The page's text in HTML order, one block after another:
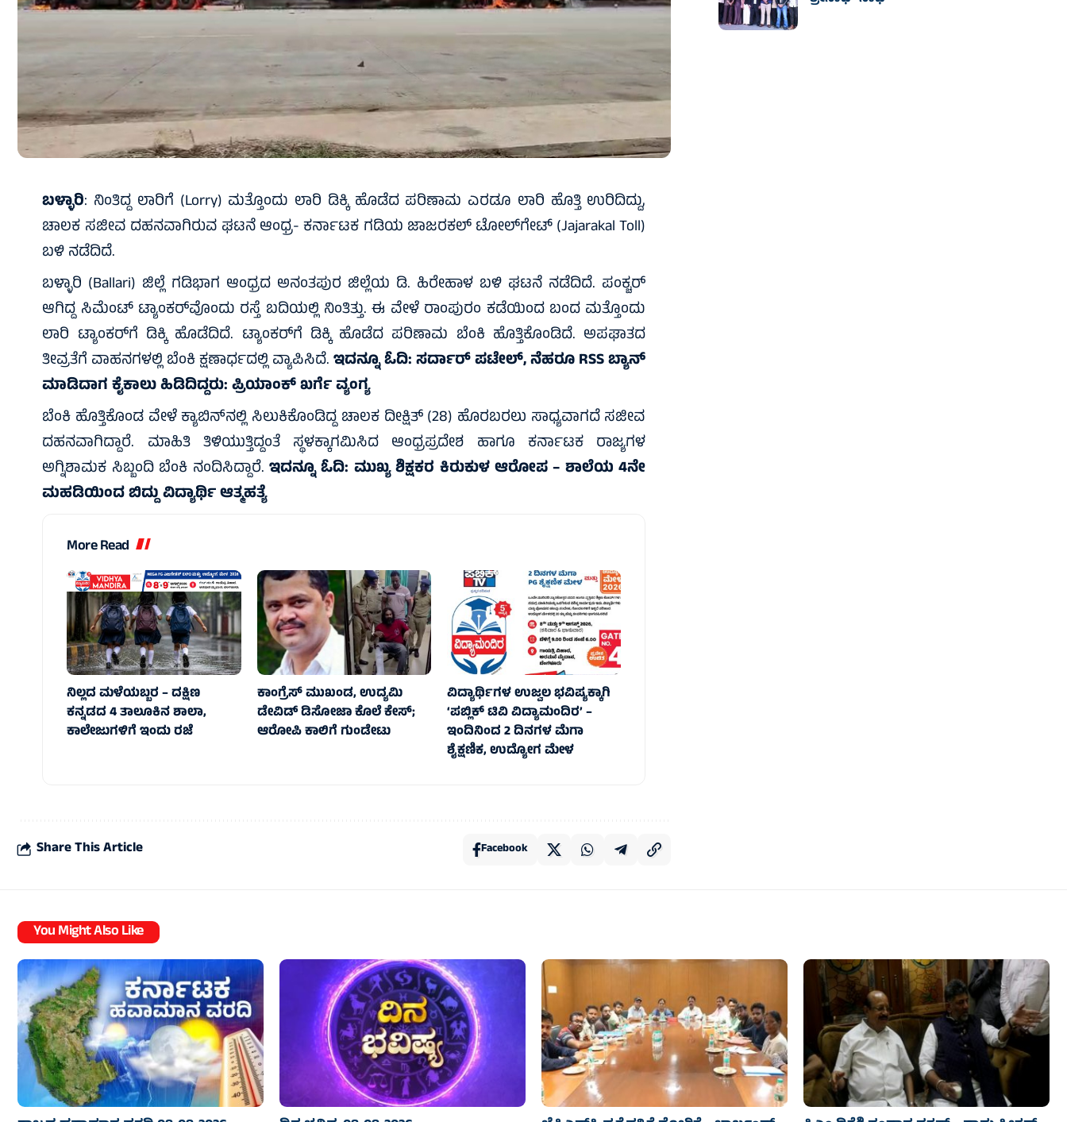
ಬಳ್ಳಾರಿ: ನಿಂತಿದ್ದ ಲಾರಿಗೆ (Lorry) ಮತ್ತೊಂದು ಲಾರಿ ಡಿಕ್ಕಿ ಹೊಡೆದ ಪರಿಣಾಮ ಎರಡೂ ಲಾರಿ ಹೊತ್ತಿ ಉರಿದಿದ್ದು,
ಚಾಲಕ ಸಜೀವ ದಹನವಾಗಿರುವ ಘಟನೆ ಆಂಧ್ರ- ಕರ್ನಾಟಕ ಗಡಿಯ ಜಾಜರಕಲ್ ಟೋಲ್‌ಗೇಟ್ (Jajarakal Toll)
ಬಳಿ ನಡೆದಿದೆ.
ಬಳ್ಳಾರಿ (Ballari) ಜಿಲ್ಲೆ ಗಡಿಭಾಗ ಆಂಧ್ರದ ಅನಂತಪುರ ಜಿಲ್ಲೆಯ ಡಿ. ಹಿರೇಹಾಳ ಬಳಿ ಘಟನೆ ನಡೆದಿದೆ. ಪಂಕ್ಚರ್
ಆಗಿದ್ದ ಸಿಮೆಂಟ್ ಟ್ಯಾಂಕರ್‌ವೊಂದು ರಸ್ತೆ ಬದಿಯಲ್ಲಿ ನಿಂತಿತ್ತು. ಈ ವೇಳೆ ರಾಂಪುರಂ ಕಡೆಯಿಂದ ಬಂದ ಮತ್ತೊಂದು
ಲಾರಿ ಟ್ಯಾಂಕರ್‌ಗೆ ಡಿಕ್ಕಿ ಹೊಡೆದಿದೆ. ಟ್ಯಾಂಕರ್‌ಗೆ ಡಿಕ್ಕಿ ಹೊಡೆದ ಪರಿಣಾಮ ಬೆಂಕಿ ಹೊತ್ತಿಕೊಂಡಿದೆ. ಅಪಘಾತದ
ತೀವ್ರತೆಗೆ ವಾಹನಗಳಲ್ಲಿ ಬೆಂಕಿ ಕ್ಷಣಾರ್ಧದಲ್ಲಿ ವ್ಯಾಪಿಸಿದೆ.ಇದನ್ನೂ ಓದಿ:ಸರ್ದಾರ್ ಪಟೇಲ್, ನೆಹರೂ RSS ಬ್ಯಾನ್
ಮಾಡಿದಾಗ ಕೈಕಾಲು ಹಿಡಿದಿದ್ದರು: ಪ್ರಿಯಾಂಕ್ ಖರ್ಗೆ ವ್ಯಂಗ್ಯ
ಬೆಂಕಿ ಹೊತ್ತಿಕೊಂಡ ವೇಳೆ ಕ್ಯಾಬಿನ್‌ನಲ್ಲಿ ಸಿಲುಕಿಕೊಂಡಿದ್ದ ಚಾಲಕ ದೀಕ್ಷಿತ್ (28) ಹೊರಬರಲು ಸಾಧ್ಯವಾಗದೆ ಸಜೀವ
ದಹನವಾಗಿದ್ದಾರೆ. ಮಾಹಿತಿ ತಿಳಿಯುತ್ತಿದ್ದಂತೆ ಸ್ಥಳಕ್ಕಾಗಮಿಸಿದ ಆಂಧ್ರಪ್ರದೇಶ ಹಾಗೂ ಕರ್ನಾಟಕ ರಾಜ್ಯಗಳ
ಅಗ್ನಿಶಾಮಕ ಸಿಬ್ಬಂದಿ ಬೆಂಕಿ ನಂದಿಸಿದ್ದಾರೆ. ಇದನ್ನೂ ಓದಿ: ಮುಖ್ಯ ಶಿಕ್ಷಕರ ಕಿರುಕುಳ ಆರೋಪ – ಶಾಲೆಯ 4ನೇ
ಮಹಡಿಯಿಂದ ಬಿದ್ದು ವಿದ್ಯಾರ್ಥಿ ಆತ್ಮಹತ್ಯೆ
More Read
ನಿಲ್ಲದ ಮಳೆಯಬ್ಬರ – ದಕ್ಷಿಣ
ಕನ್ನಡದ 4 ತಾಲೂಕಿನ ಶಾಲಾ,
ಕಾಲೇಜುಗಳಿಗೆ ಇಂದು ರಜೆ
ಕಾಂಗ್ರೆಸ್‌ ಮುಖಂಡ, ಉದ್ಯಮಿ
ಡೇವಿಡ್‌ ಡಿಸೋಜಾ ಕೊಲೆ ಕೇಸ್;‌
ಆರೋಪಿ ಕಾಲಿಗೆ ಗುಂಡೇಟು
ವಿದ್ಯಾರ್ಥಿಗಳ ಉಜ್ವಲ ಭವಿಷ್ಯಕ್ಕಾಗಿ
‘ಪಬ್ಲಿಕ್ ಟಿವಿ ವಿದ್ಯಾಮಂದಿರ’ –
ಇಂದಿನಿಂದ 2 ದಿನಗಳ ಮೆಗಾ
ಶೈಕ್ಷಣಿಕ, ಉದ್ಯೋಗ ಮೇಳ
Share This Article Facebook
You Might Also Like